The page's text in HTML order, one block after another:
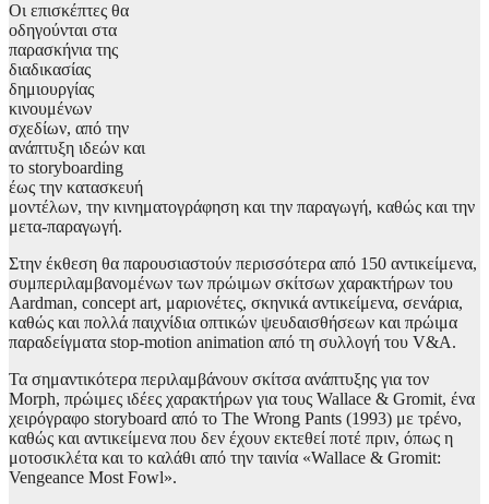
Οι επισκέπτες θα
οδηγούνται στα
παρασκήνια της
διαδικασίας
δημιουργίας
κινουμένων
σχεδίων, από την
ανάπτυξη ιδεών και
το storyboarding
έως την κατασκευή
μοντέλων, την κινηματογράφηση και την παραγωγή, καθώς και την
μετα-παραγωγή.
Στην έκθεση θα παρουσιαστούν περισσότερα από 150 αντικείμενα,
συμπεριλαμβανομένων των πρώιμων σκίτσων χαρακτήρων του
Aardman, concept art, μαριονέτες, σκηνικά αντικείμενα, σενάρια,
καθώς και πολλά παιχνίδια οπτικών ψευδαισθήσεων και πρώιμα
παραδείγματα stop-motion animation από τη συλλογή του V&A.
Τα σημαντικότερα περιλαμβάνουν σκίτσα ανάπτυξης για τον
Morph, πρώιμες ιδέες χαρακτήρων για τους Wallace & Gromit, ένα
χειρόγραφο storyboard από το The Wrong Pants (1993) με τρένο,
καθώς και αντικείμενα που δεν έχουν εκτεθεί ποτέ πριν, όπως η
μοτοσικλέτα και το καλάθι από την ταινία «Wallace & Gromit:
Vengeance Most Fowl».